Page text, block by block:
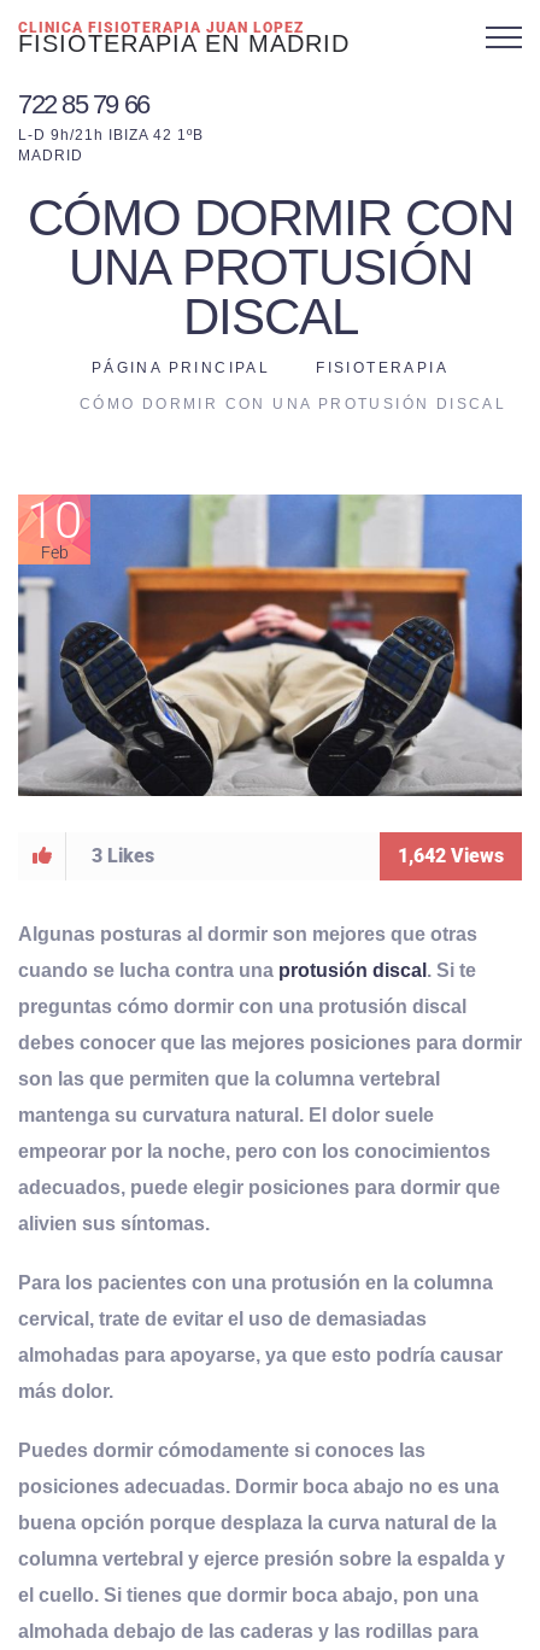
CLINICA FISIOTERAPIA JUAN LOPEZ
FISIOTERAPIA EN MADRID
722 85 79 66
L-D 9h/21h IBIZA 42 1ºB
MADRID
CÓMO DORMIR CON
UNA PROTUSIÓN
DISCAL
PÁGINA PRINCIPAL FISIOTERAPIA
CÓMO DORMIR CON UNA PROTUSIÓN DISCAL
10
Feb
3 Likes 1,642 Views
Algunas posturas al dormir son mejores que otras
cuando se lucha contra una protusión discal . Si te
preguntas cómo dormir con una protusión discal
debes conocer que las mejores posiciones para dormir
son las que permiten que la columna vertebral
mantenga su curvatura natural . El dolor suele
empeorar por la noche, pero con los conocimientos
adecuados, puede elegir posiciones para dormir que
alivien sus síntomas.
Para los pacientes con una protusión en la columna
cervical, trate de evitar el uso de demasiadas
almohadas para apoyarse, ya que esto podría causar
más dolor.
Puedes dormir cómodamente si conoces las
posiciones adecuadas. Dormir boca abajo no es una
buena opción porque desplaza la curva natural de la
columna vertebral y ejerce presión sobre la espalda y
el cuello. Si tienes que dormir boca abajo, pon una
almohada debajo de las caderas y las rodillas para